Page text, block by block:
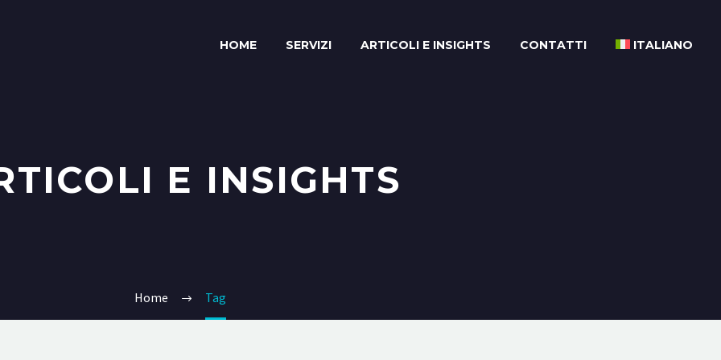
HOME SERVIZI ARTICOLI E INSIGHTS CONTATTI ITALIANO
E INSIGHTS
Home Tag